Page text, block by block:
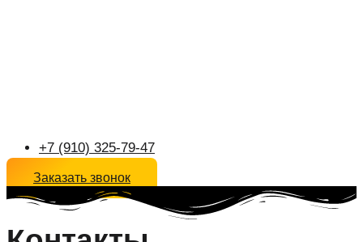
+7 (910) 325-79-47
Заказать звонок